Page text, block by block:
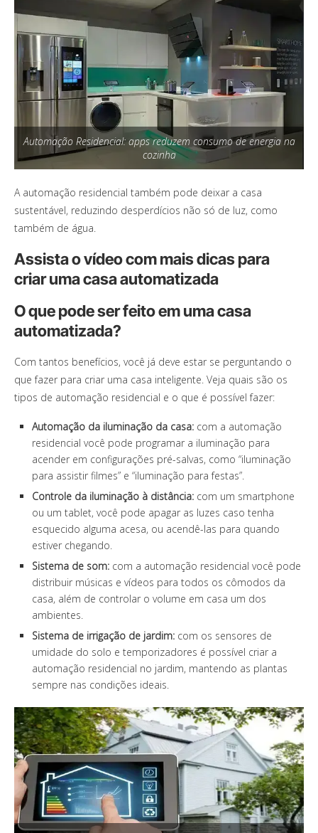
Automação Residencial: apps reduzem consumo de energia na
cozinha
A automação residencial também pode deixar a casa
sustentável, reduzindo desperdícios não só de luz, como
também de água.
Assista o vídeo com mais dicas para
criar uma casa automatizada
O que pode ser feito em uma casa
automatizada?
Com tantos benefícios, você já deve estar se perguntando o
que fazer para criar uma casa inteligente. Veja quais são os
tipos de automação residencial e o que é possível fazer:
Automação da iluminação da casa: com a automação
residencial você pode programar a iluminação para
acender em configurações pré-salvas, como “iluminação
para assistir filmes” e “iluminação para festas”.
Controle da iluminação à distância: com um smartphone
ou um tablet, você pode apagar as luzes caso tenha
esquecido alguma acesa, ou acendê-las para quando
estiver chegando.
Sistema de som: com a automação residencial você pode
distribuir músicas e vídeos para todos os cômodos da
casa, além de controlar o volume em casa um dos
ambientes.
Sistema de irrigação de jardim: com os sensores de
umidade do solo e temporizadores é possível criar a
automação residencial no jardim, mantendo as plantas
sempre nas condições ideais.